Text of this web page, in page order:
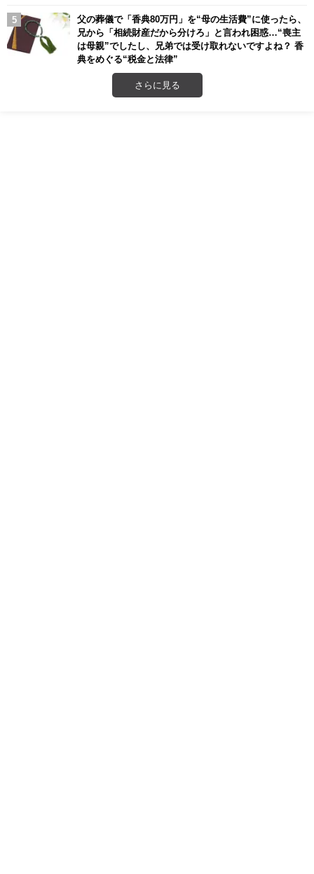
父の葬儀で「香典80万円」を“母の生活費”に使ったら、
兄から「相続財産だから分けろ」と言われ困惑…“喪主
は母親”でしたし、兄弟では受け取れないですよね？ 香
典をめぐる“税金と法律”
さらに見る